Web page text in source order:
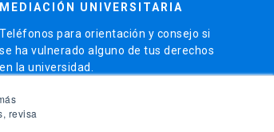
revisa
MEDIACIÓN UNIVERSITARIA
Teléfonos para orientación y consejo si
se ha vulnerado alguno de tus derechos
en la universidad.
phone